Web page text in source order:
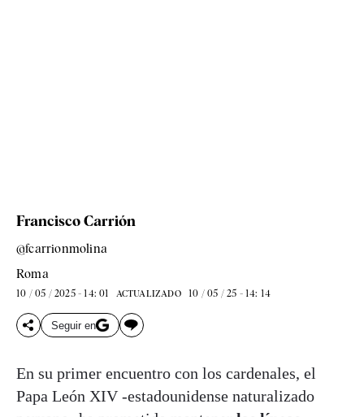
Francisco Carrión
@fcarrionmolina
Roma
10 / 05 / 2025 - 14: 01 ACTUALIZADO 10 / 05 / 25 - 14: 14
Seguir en
En su primer encuentro con los cardenales, el
Papa León XIV -estadounidense naturalizado